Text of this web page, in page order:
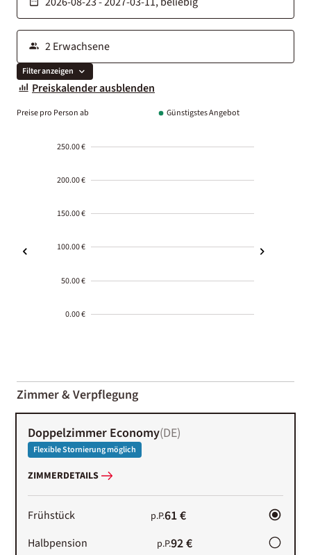
Filter anzeigen
Preiskalender ausblenden
Preise pro Person ab Günstigstes Angebot
250.00 €
200.00 €
150.00 €
100.00 €
50.00 €
0.00 €
01-02
Zimmer & Verpflegung
Doppelzimmer Economy(DE)
Flexible Stornierung möglich
ZIMMERDETAILS
Frühstück p.P.61 €
Halbpension p.P.92 €